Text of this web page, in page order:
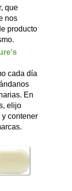
que
nos
producto
cada día
En
elijo
contener